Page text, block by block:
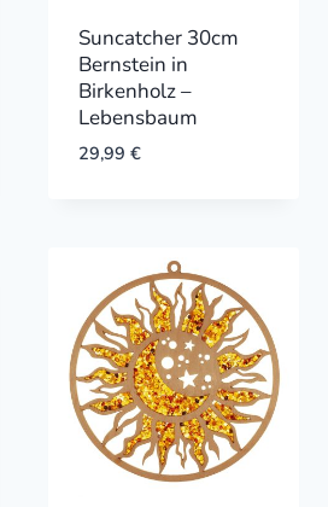
Suncatcher 30cm
Bernstein in
Birkenholz –
Lebensbaum
29,99 €